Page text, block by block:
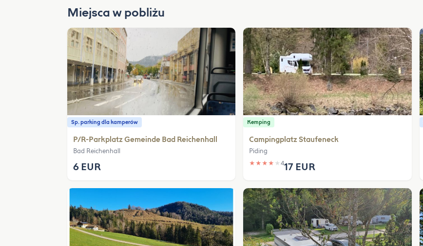
Miejsca w pobliżu
Sp. parking dla kamperów
P/R-Parkplatz Gemeinde Bad Reichenhall
Bad Reichenhall
6 EUR
Kemping
Campingplatz Staufeneck
Piding
★ ★ ★ ★ ★417 EUR